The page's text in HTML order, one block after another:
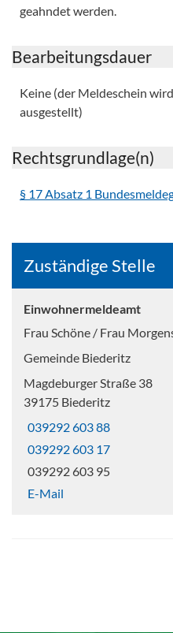
geahndet werden.
Bearbeitungsdauer
Keine (der Meldeschein
ausgestellt)
Rechtsgrundlage(n)
§ 17 Absatz 1
Zuständige Stelle
Einwohnermeldeamt
Frau Schöne / Frau
Gemeinde Biederitz
Magdeburger Straße 38
39175 Biederitz
039292 603 88
039292 603 17
039292 603 95
E-Mail